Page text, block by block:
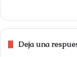
Deja una